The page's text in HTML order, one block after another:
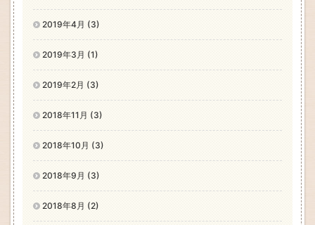
2019年4月 (3)
2019年3月 (1)
2019年2月 (3)
2018年11月 (3)
2018年10月 (3)
2018年9月 (3)
2018年8月 (2)